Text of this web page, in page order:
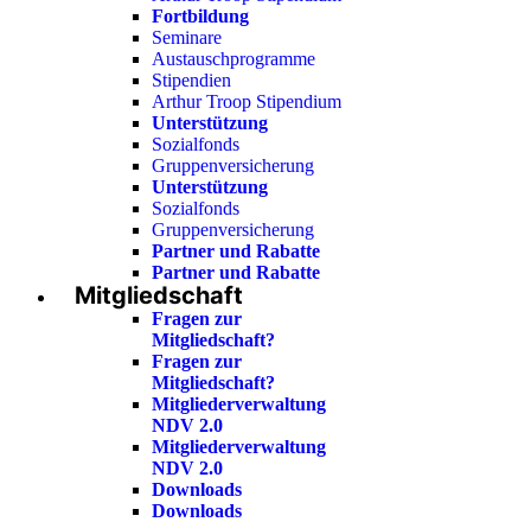
Fortbildung
Seminare
Austauschprogramme
Stipendien
Arthur Troop Stipendium
Unterstützung
Sozialfonds
Gruppenversicherung
Unterstützung
Sozialfonds
Gruppenversicherung
Partner und Rabatte
Partner und Rabatte
Mitgliedschaft
Fragen zur
Mitgliedschaft?
Fragen zur
Mitgliedschaft?
Mitgliederverwaltung
NDV 2.0
Mitgliederverwaltung
NDV 2.0
Downloads
Downloads